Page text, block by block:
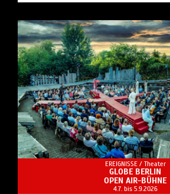
EREIGNISSE / Theater
GLOBE BERLIN
OPEN AIR-BÜHNE
4.7. bis 5.9.2026